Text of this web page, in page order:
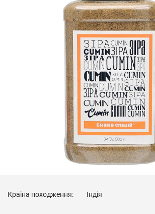
Країна походження: Індія